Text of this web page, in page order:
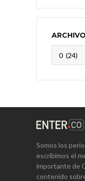
Somos los
escribimos el
importante de
contenido